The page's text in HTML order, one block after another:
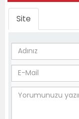
Site